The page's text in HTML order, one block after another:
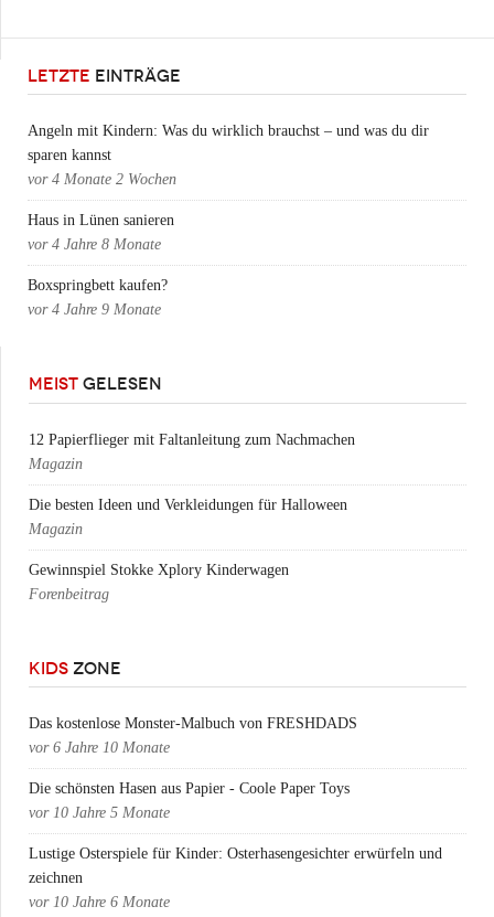
LETZTE EINTRÄGE
Angeln mit Kindern: Was du wirklich brauchst – und was du dir
sparen kannst
vor 4 Monate 2 Wochen
Haus in Lünen sanieren
vor 4 Jahre 8 Monate
Boxspringbett kaufen?
vor 4 Jahre 9 Monate
MEIST GELESEN
12 Papierflieger mit Faltanleitung zum Nachmachen
Magazin
Die besten Ideen und Verkleidungen für Halloween
Magazin
Gewinnspiel Stokke Xplory Kinderwagen
Forenbeitrag
KIDS ZONE
Das kostenlose Monster-Malbuch von FRESHDADS
vor 6 Jahre 10 Monate
Die schönsten Hasen aus Papier - Coole Paper Toys
vor 10 Jahre 5 Monate
Lustige Osterspiele für Kinder: Osterhasengesichter erwürfeln und
zeichnen
vor 10 Jahre 6 Monate